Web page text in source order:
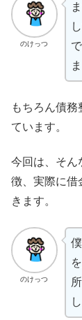
のけっつ
もちろん債
ています。
今回は、そん
徴、実際に借
きます。
のけっつ